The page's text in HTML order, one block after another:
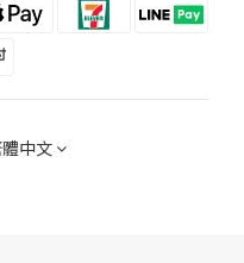
中文